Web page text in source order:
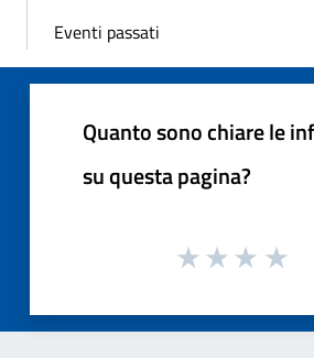
Eventi passati
Quanto sono chiare le
su questa pagina?